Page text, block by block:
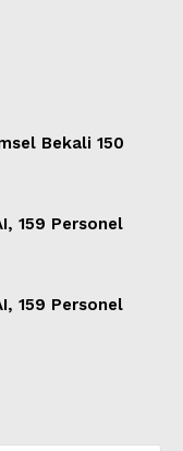
Bekali 150
159 Personel
159 Personel